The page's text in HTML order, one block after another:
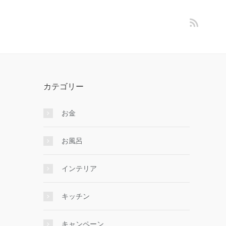
カテゴリー
お金
お風呂
インテリア
キッチン
キャンペーン